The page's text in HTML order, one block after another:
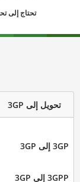
تحتاج إلى
تحويل إلى 3GP
3GP إلى 3GP
3GPP إلى 3GP